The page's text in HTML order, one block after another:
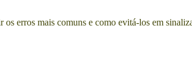
erros mais comuns e como evitá-los em